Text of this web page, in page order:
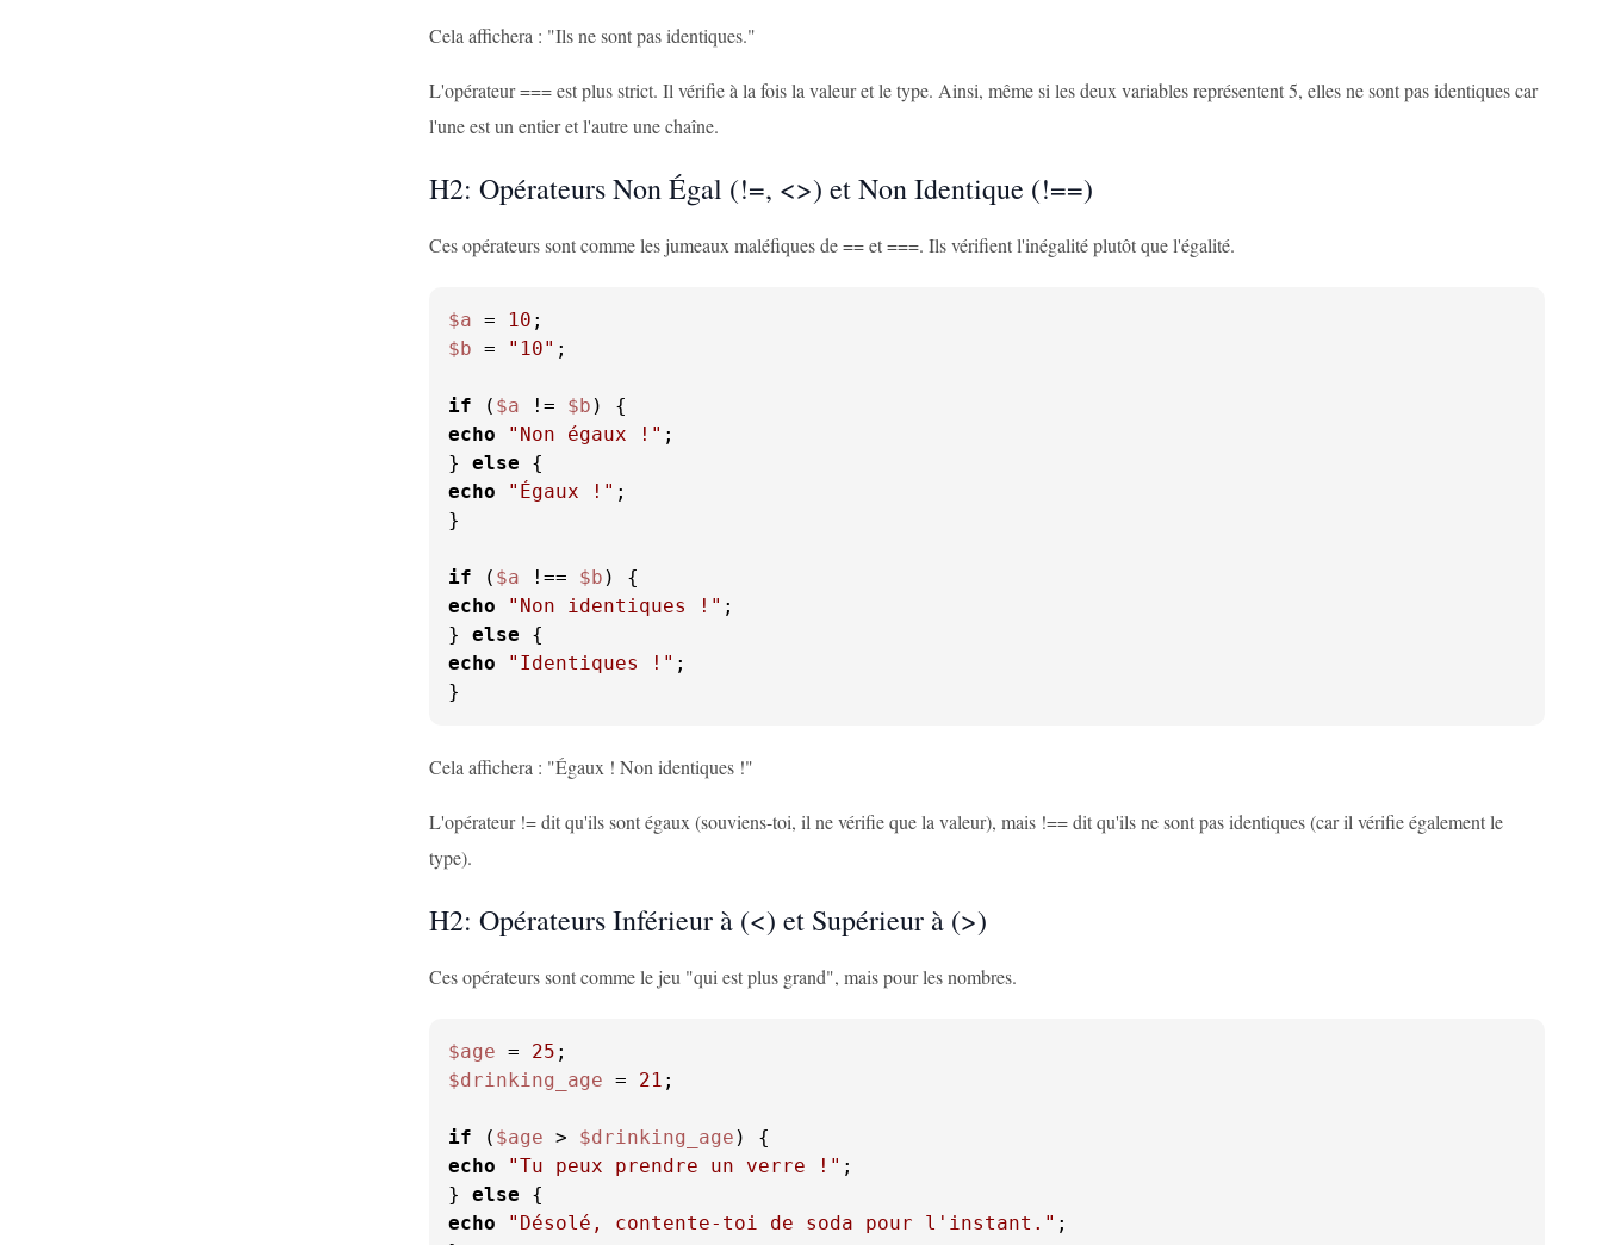
Cela affichera : "Ils ne sont pas identiques."
L'opérateur === est plus strict. Il vérifie à la fois la valeur et le type. Ainsi, même si les deux variables représentent 5, elles ne sont pas identiques car
l'une est un entier et l'autre une chaîne.
H2: Opérateurs Non Égal (!=, <>) et Non Identique (!==)
Ces opérateurs sont comme les jumeaux maléfiques de == et ===. Ils vérifient l'inégalité plutôt que l'égalité.
$a = 10
$b = "10" ;
if ( $a != $b
echo
"Non égaux !" ;
} else
echo
"Égaux !" ;
}
if ( $a !== $b
echo
"Non identiques !" ;
} else
echo
"Identiques !" ;
}
Cela affichera : "Égaux ! Non identiques !"
L'opérateur != dit qu'ils sont égaux (souviens-toi, il ne vérifie que la valeur), mais !== dit qu'ils ne sont pas identiques (car il vérifie également le
type).
H2: Opérateurs Inférieur à (<) et Supérieur à (>)
Ces opérateurs sont comme le jeu "qui est plus grand", mais pour les nombres.
$age = 25
$drinking_age = 21 ;
if ( $age > $drinking_age
echo
"Tu peux prendre un verre !" ;
} else
echo
"Désolé, contente-toi de soda pour l'instant." ;